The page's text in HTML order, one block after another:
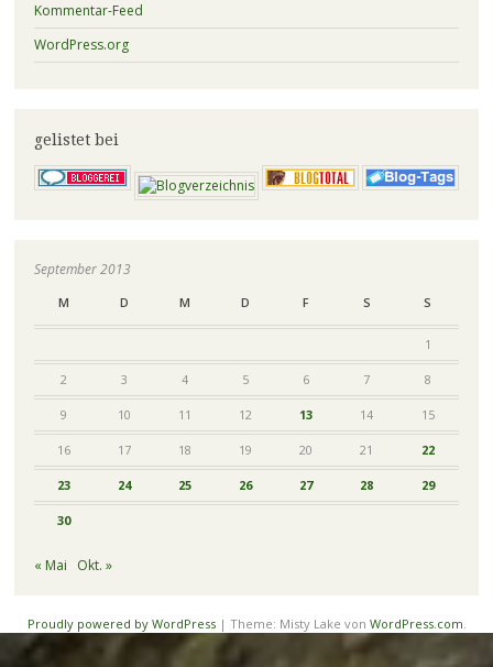
Kommentar-Feed
WordPress.org
gelistet bei
September 2013
M D M D F S S
1
2 3 4 5 6 7 8
9 10 11 12 13 14 15
16 17 18 19 20 21 22
23 24 25 26 27 28 29
30
« Mai Okt. »
Proudly powered by WordPress | Theme: Misty Lake von WordPress.com.